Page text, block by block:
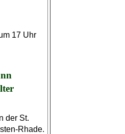
17 Uhr
der St.
Rhade.